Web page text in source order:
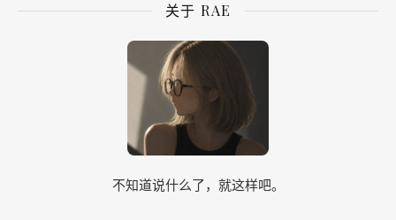
关于 RAE
不知道说什么了，就这样吧。